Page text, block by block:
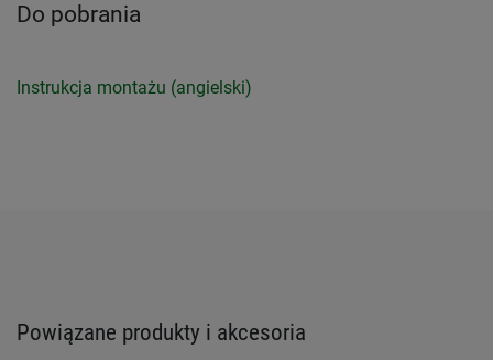
Do pobrania
Instrukcja montażu (angielski)
Powiązane produkty i akcesoria